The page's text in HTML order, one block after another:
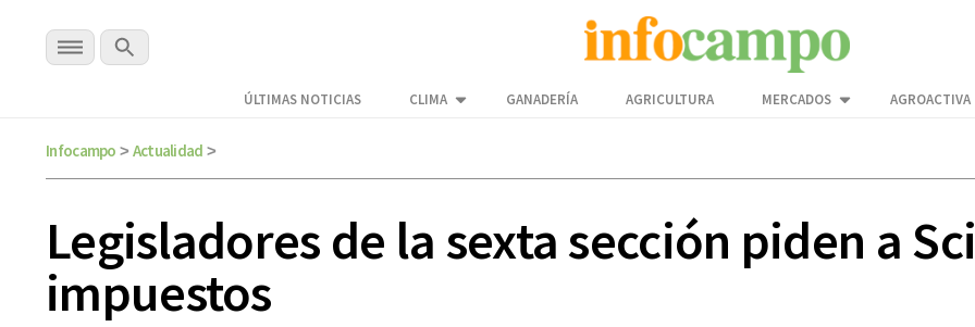
ÚLTIMAS NOTICIAS CLIMA GANADERÍA AGRICULTURA MERCADOS AGROACTIVA
Infocampo > Actualidad >
Legisladores de la sexta sección piden a
impuestos